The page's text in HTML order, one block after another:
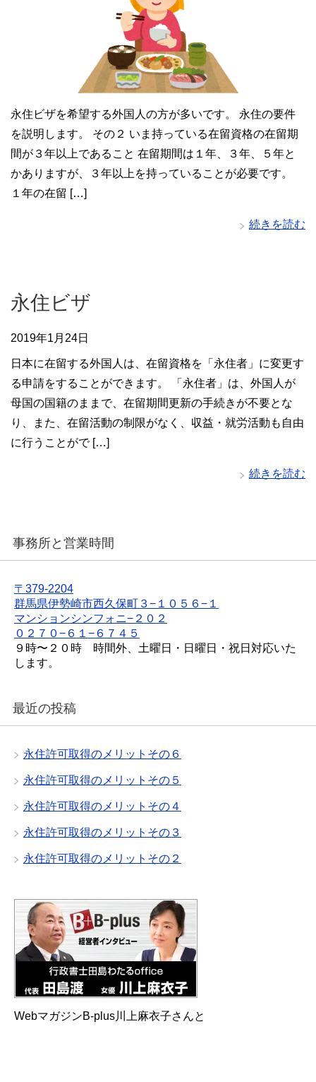
永住ビザを希望する外国人の方が多いです。 永住の要件
を説明します。 その２ いま持っている在留資格の在留期
間が３年以上であること 在留期間は１年、３年、５年と
かありますが、３年以上を持っていることが必要です。
１年の在留 […]
続きを読む
永住ビザ
2019年1月24日
日本に在留する外国人は、在留資格を「永住者」に変更す
る申請をすることができます。 「永住者」は、外国人が
母国の国籍のままで、在留期間更新の手続きが不要とな
り、また、在留活動の制限がなく、収益・就労活動も自由
に行うことがで […]
続きを読む
事務所と営業時間
〒379-2204
群馬県伊勢崎市西久保町３−１０５６−１
マンションシンフォニ−２０２
０２７０−６１−６７４５
９時〜２０時 時間外、土曜日・日曜日・祝日対応いた
します。
最近の投稿
永住許可取得のメリットその６
永住許可取得のメリットその５
永住許可取得のメリットその４
永住許可取得のメリットその３
永住許可取得のメリットその２
WebマガジンB-plus川上麻衣子さんと